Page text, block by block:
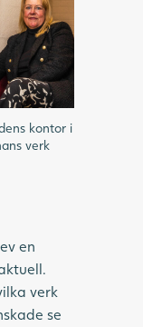
kontor i
verk
en
verk
se